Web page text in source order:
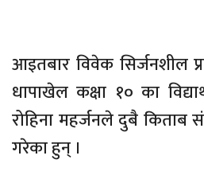
आइतबार विवेक सिर्जनशील
धापाखेल कक्षा १० का
रोहिना महर्जनले दुबै किताब
गरेका हुन् ।